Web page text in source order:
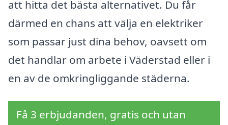
att hitta det bästa alternativet. Du får
därmed en chans att välja en elektriker
som passar just dina behov, oavsett om
det handlar om arbete i Väderstad eller i
en av de omkringliggande städerna.
Få 3 erbjudanden, gratis och utan